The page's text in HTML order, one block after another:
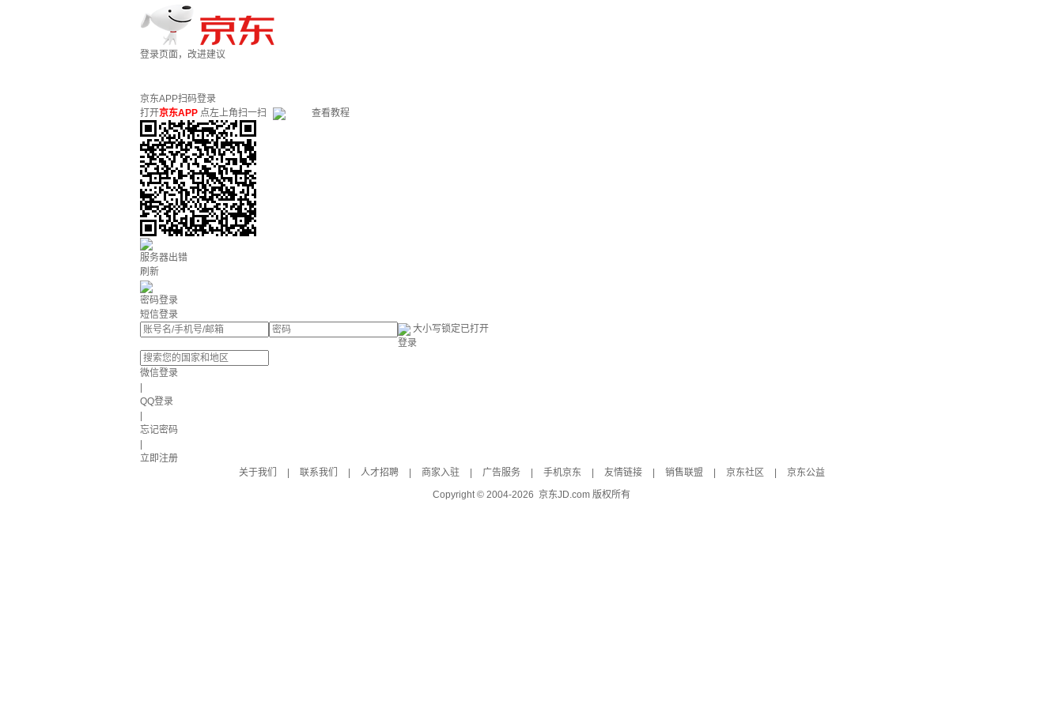
登录页面，改进建议
京东APP扫码登录
打开京东APP 点左上角扫一扫 查看教程
服务器出错
刷新
密码登录
短信登录
大小写锁定已打开
登录
微信登录
QQ登录
忘记密码
立即注册
关于我们
联系我们 人才招聘 商家入驻 广告服务 手机京东 友情链接 销售联盟 京东社区
京东公益
Copyright © 2004-2026 京东JD.com 版权所有